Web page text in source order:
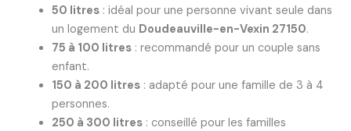
50 litres: idéal pour une personne vivant seule dans
un logement du Doudeauville-en-Vexin 27150.
75 à 100 litres: recommandé pour un couple sans
enfant.
150 à 200 litres: adapté pour une famille de 3 à 4
personnes.
250 à 300 litres: conseillé pour les familles